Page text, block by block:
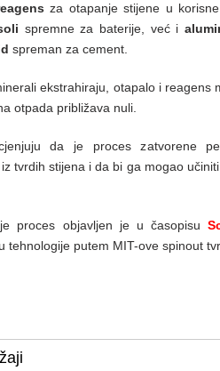
za otapanje stijene u
spremne za baterije, već i
spreman za cement.
ekstrahiraju, otapalo i reagens
otpada približava nuli.
da je proces zatvorene
tvrdih stijena i da bi ga mogao
proces objavljen je u časopisu
tehnologije putem MIT-ove spinout